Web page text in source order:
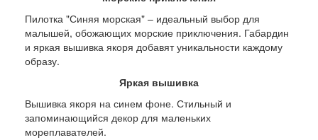
Пилотка "Синяя морская" – идеальный выбор для
малышей, обожающих морские приключения. Габардин
и яркая вышивка якоря добавят уникальности каждому
образу.
Яркая вышивка
Вышивка якоря на синем фоне. Стильный и
запоминающийся декор для маленьких
мореплавателей.